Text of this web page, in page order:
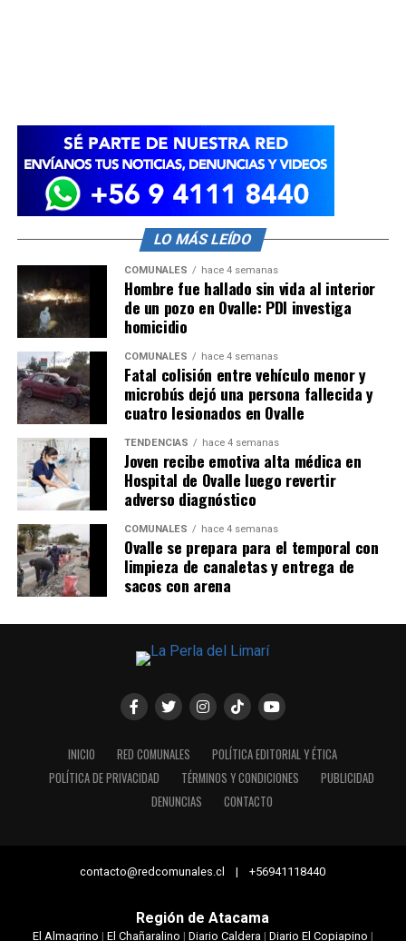
LO MÁS LEÍDO
COMUNALES hace 4 semanas
Hombre fue hallado sin vida al interior
de un pozo en Ovalle: PDI investiga
homicidio
COMUNALES hace 4 semanas
Fatal colisión entre vehículo menor y
microbús dejó una persona fallecida y
cuatro lesionados en Ovalle
TENDENCIAS hace 4 semanas
Joven recibe emotiva alta médica en
Hospital de Ovalle luego revertir
adverso diagnóstico
COMUNALES hace 4 semanas
Ovalle se prepara para el temporal con
limpieza de canaletas y entrega de
sacos con arena
INICIO RED COMUNALES
POLÍTICA EDITORIAL Y ÉTICA
POLÍTICA DE PRIVACIDAD
TÉRMINOS Y CONDICIONES
PUBLICIDAD
DENUNCIAS
CONTACTO
contacto@redcomunales.cl | +56941118440
Región de Atacama
El Almagrino | El Chañaralino | Diario Caldera| Diario El Copiapino |